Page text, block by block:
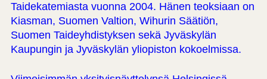
Taidekatemiasta vuonna 2004. Hänen teoksiaan on
Kiasman, Suomen Valtion, Wihurin Säätiön,
Suomen Taideyhdistyksen sekä Jyväskylän
Kaupungin ja Jyväskylän yliopiston kokoelmissa.